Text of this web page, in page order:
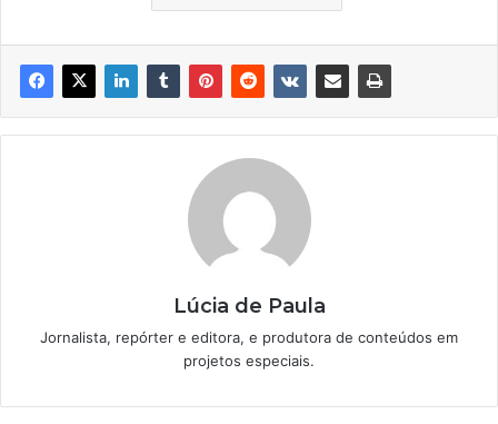
Lúcia de Paula
Jornalista, repórter e editora, e produtora de conteúdos em
projetos especiais.